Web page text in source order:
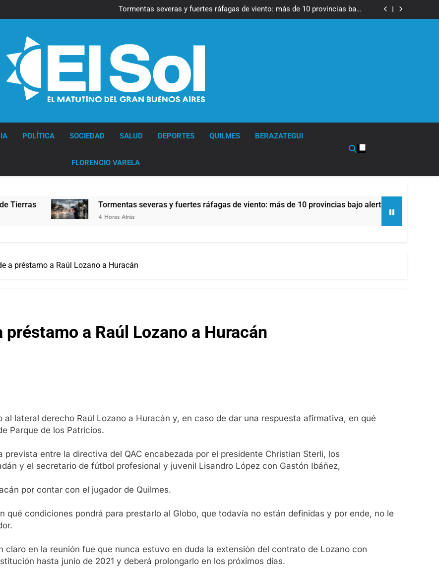
protesta contra la reforma de la Ley de Tierras
Tormentas severas y fuertes ráfagas de viento: más de 10 provincias bajo
alerta meteorológica
Senado debate el proyecto sobre propiedad privada con foco en los
Tormentas severas y fuertes ráfagas de viento: más de 10 provincias bajo
Senado debate el proyecto sobre propiedad privada con foco en los
Día del Cirujano Torácico: una especialidad clave para el cuidado de la
POLÍTICA SOCIEDAD SALUD DEPORTES QUILMES BERAZATEGUI
FLORENCIO VARELA
Tormentas severas y fuertes ráfagas de viento: más de 10 provincias bajo alerta meteorológica
4 Horas Atrás
a préstamo a Raúl Lozano a Huracán
a Raúl Lozano a Huracán
lateral derecho Raúl Lozano a Huracán y, en caso de dar una respuesta afirmativa, en qué
Parque de los Patricios.
entre la directiva del QAC encabezada por el presidente Christian Sterli, los
y el secretario de fútbol profesional y juvenil Lisandro López con Gastón Ibáñez,
por contar con el jugador de Quilmes.
qué condiciones pondrá para prestarlo al Globo, que todavía no están definidas y por ende, no le
claro en la reunión fue que nunca estuvo en duda la extensión del contrato de Lozano con
hasta junio de 2021 y deberá prolongarlo en los próximos días.